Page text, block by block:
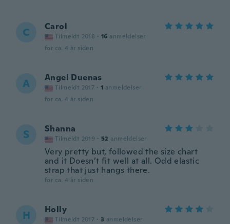
C Carol
Tilmeldt 2018 · 16 anmeldelser
for ca. 4 år siden
A Angel Duenas
Tilmeldt 2017 · 1 anmeldelser
for ca. 4 år siden
S Shanna
Tilmeldt 2019 · 52 anmeldelser
Very pretty but, followed the size chart
and it Doesn’t fit well at all. Odd elastic
strap that just hangs there.
for ca. 4 år siden
H Holly
Tilmeldt 2017 · 3 anmeldelser